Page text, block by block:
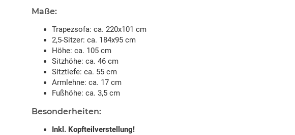
Maße:
Trapezsofa: ca. 220x101 cm
2,5-Sitzer: ca. 184x95 cm
Höhe: ca. 105 cm
Sitzhöhe: ca. 46 cm
Sitztiefe: ca. 55 cm
Armlehne: ca. 17 cm
Fußhöhe: ca. 3,5 cm
Besonderheiten:
Inkl. Kopfteilverstellung!